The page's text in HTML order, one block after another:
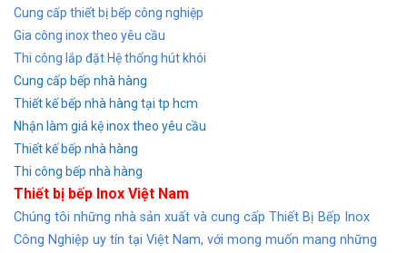
Cung cấp thiết bị bếp công nghiệp
Gia công inox theo yêu cầu
Thi công lắp đặt Hệ thống hút khói
Cung cấp bếp nhà hàng
Thiết kế bếp nhà hàng tại tp hcm
Nhận làm giá kệ inox theo yêu cầu
Thiết kế bếp nhà hàng
Thi công bếp nhà hàng
Thiết bị bếp Inox Việt Nam
Chúng tôi những nhà sản xuất và cung cấp Thiết Bị Bếp Inox
Công Nghiệp uy tín tại Việt Nam, với mong muốn mang những